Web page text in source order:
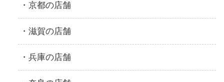
京都の店舗
滋賀の店舗
兵庫の店舗